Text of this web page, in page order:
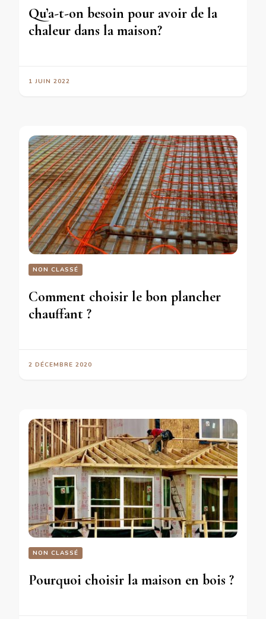
Qu’a-t-on besoin pour avoir de la
chaleur dans la maison?
1 JUIN 2022
NON CLASSÉ
Comment choisir le bon plancher
chauffant ?
2 DÉCEMBRE 2020
NON CLASSÉ
Pourquoi choisir la maison en bois ?